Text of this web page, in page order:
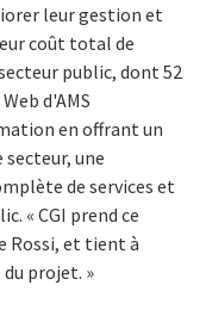
leur gestion et
coût total de
public, dont 52
d'AMS
en offrant un
une
de services et
« CGI prend ce
Rossi, et tient à
projet. »